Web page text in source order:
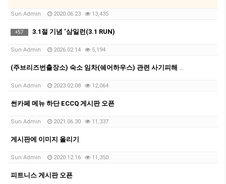
Sun Admin 2020.06.23 13,435
+57 3.1절 기념 ‘삼일런(3.1 RUN)
Sun Admin 2026.02.14 5,194
(주브리즈번출장소) 숙소 임차(쉐어하우스) 관련 사기피해 유의 안내문
Sun Admin 2023.02.08 12,064
썬카페 메뉴 하단 ECCQ 게시판 오픈
Sun Admin 2021.06.30 11,337
게시판에 이미지 올리기
Sun Admin 2020.12.16 11,350
피트니스 게시판 오픈